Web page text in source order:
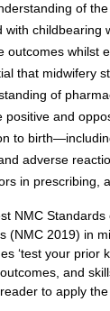
of
with childbearing
outcomes whilst
that midwifery
of
positive and
to
adverse
in prescribing,
NMC
(NMC 2019) in
‘test your prior
and
to apply